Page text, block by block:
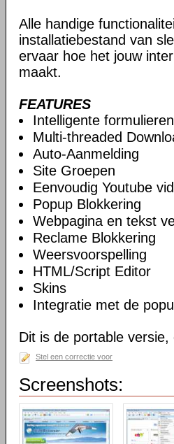
Alle handige
installatiebestand van
ervaar hoe het jouw
maakt.
FEATURES
Intelligente
Multi-threaded
Auto-Aanmelding
Site Groepen
Eenvoudig Youtube
Popup Blokkering
Webpagina en tekst
Reclame Blokkering
Weersvoorspelling
HTML/Script Editor
Skins
Integratie met de
Dit is de portable
Stel een correctie voor
Screenshots: